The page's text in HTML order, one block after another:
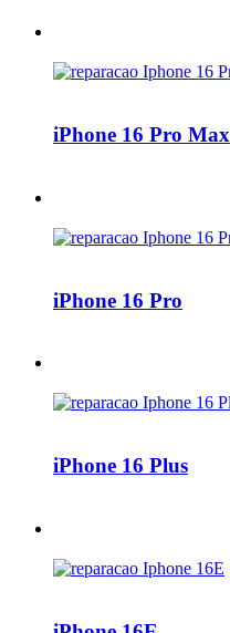
iPhone 16 Pro Max
iPhone 16 Pro
iPhone 16 Plus